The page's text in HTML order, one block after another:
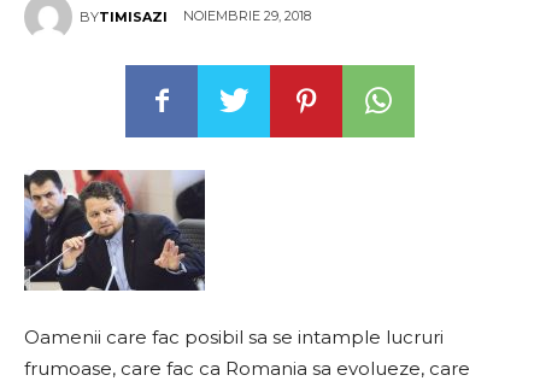
BYTIMISAZI NOIEMBRIE 29, 2018
Oamenii care fac posibil sa se intample lucruri
frumoase, care fac ca Romania sa evolueze, care